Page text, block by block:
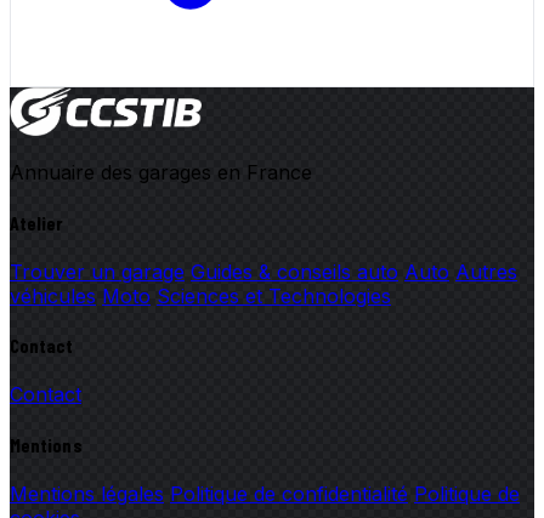
Annuaire des garages en France
Atelier
Trouver un garage Guides & conseils auto Auto Autres
véhicules Moto Sciences et Technologies
Contact
Contact
Mentions
Mentions légales Politique de confidentialité Politique de